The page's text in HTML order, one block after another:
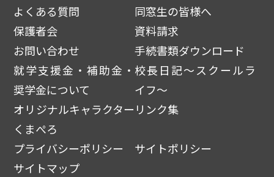
よくある質問
同窓生の皆様へ
保護者会
資料請求
お問い合わせ
手続書類ダウンロード
就学支援金・補助金・
奨学金について
校長日記～スクールラ
イフ～
オリジナルキャラクター
くまぺろ
リンク集
プライバシーポリシー
サイトポリシー
サイトマップ